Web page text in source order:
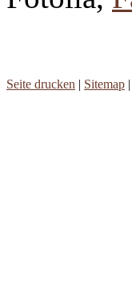
Seite drucken | Sitemap |